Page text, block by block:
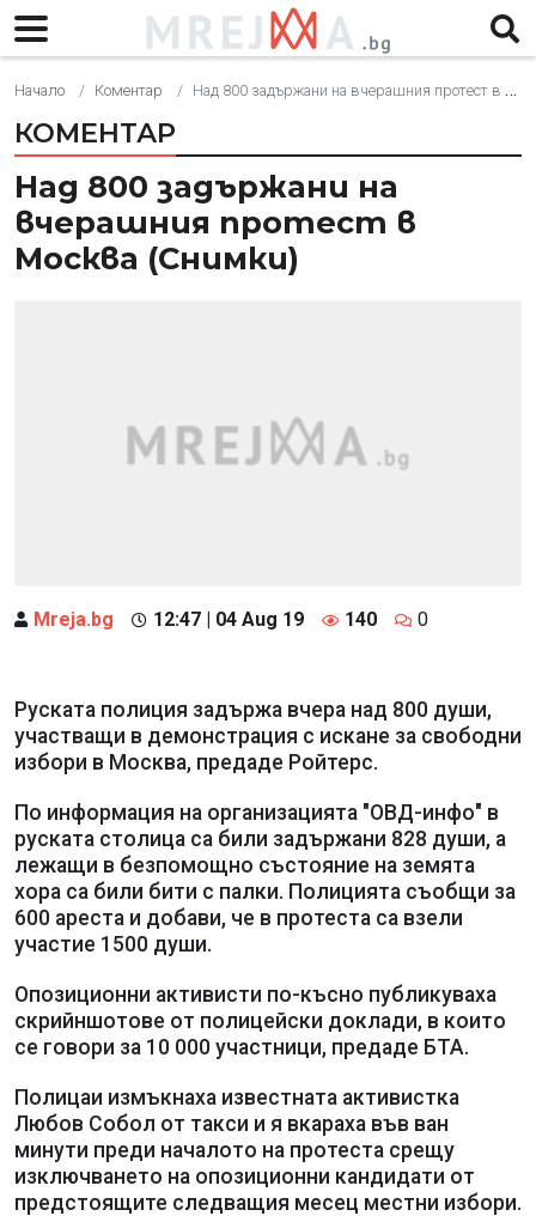
Начало Коментар Над 800 задържани на вчерашния протест в Москва (Снимки)
КОМЕНТАР
Над 800 задържани на
вчерашния протест в
Москва (Снимки)
Mreja.bg 12:47 | 04 Aug 19 140 0
Руската полиция задържа вчера над 800 души,
участващи в демонстрация с искане за свободни
избори в Москва, предаде Ройтерс.
По информация на организацията "ОВД-инфо" в
руската столица са били задържани 828 души, а
лежащи в безпомощно състояние на земята
хора са били бити с палки. Полицията съобщи за
600 ареста и добави, че в протеста са взели
участие 1500 души.
Опозиционни активисти по-късно публикуваха
скрийншотове от полицейски доклади, в които
се говори за 10 000 участници, предаде БТА.
Полицаи измъкнаха известната активистка
Любов Собол от такси и я вкараха във ван
минути преди началото на протеста срещу
изключването на опозиционни кандидати от
предстоящите следващия месец местни избори.